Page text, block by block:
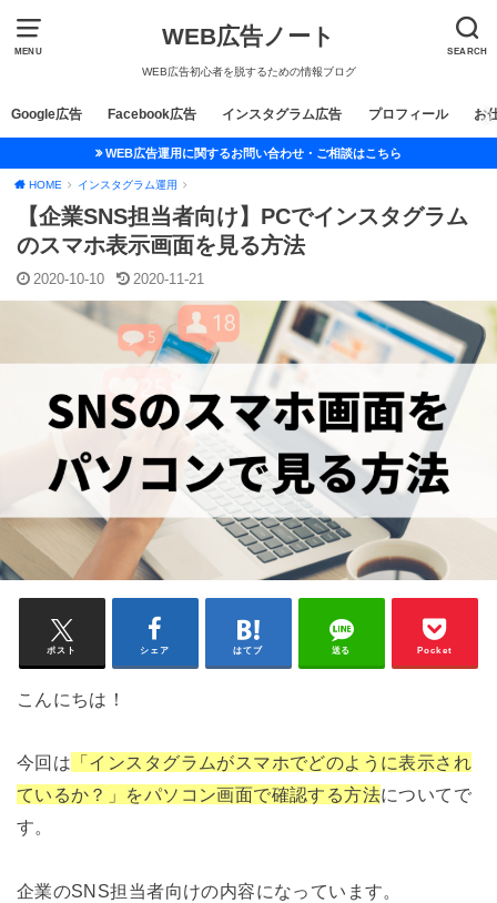
MENU SEARCH
WEB広告ノート
WEB広告初心者を脱するための情報ブログ
Google広告 Facebook広告 インスタグラム広告 プロフィール お
WEB広告運用に関するお問い合わせ・ご相談はこちら
HOME インスタグラム運用
【企業SNS担当者向け】PCでインスタグラム
のスマホ表示画面を見る方法
2020-10-10 2020-11-21
ポスト シェア はてブ 送る Pocket
こんにちは！
今回は 「インスタグラムがスマホでどのように表示され
ているか？」をパソコン画面で確認する方法についてで
す。
企業のSNS担当者向けの内容になっています。